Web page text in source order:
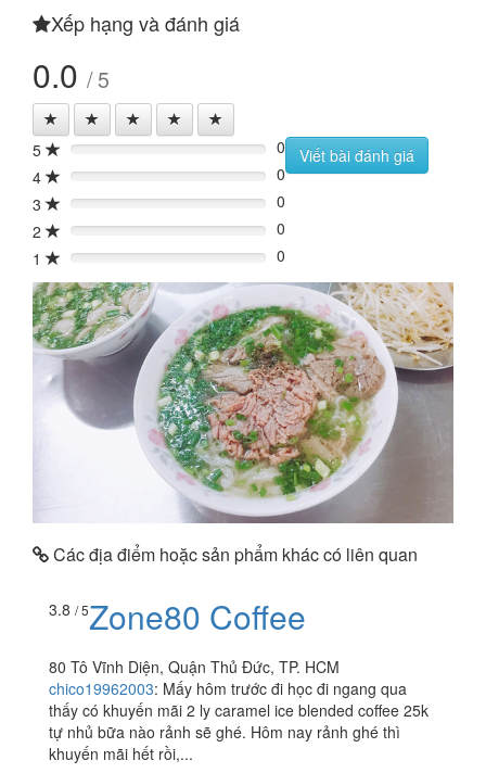
Xếp hạng và đánh giá
0.0 / 5
5 0%
0
4
0%
0
3
0%
0
2
0%
0
1
0% 0
Viết bài đánh giá
Các địa điểm hoặc sản phẩm khác có liên quan
3.8 / 5Zone80 Coffee
80 Tô Vĩnh Diện, Quận Thủ Đức, TP. HCM
chico19962003: Mấy hôm trước đi học đi ngang qua
thấy có khuyến mãi 2 ly caramel ice blended coffee 25k
tự nhủ bữa nào rảnh sẽ ghé. Hôm nay rảnh ghé thì
khuyến mãi hết rồi,...